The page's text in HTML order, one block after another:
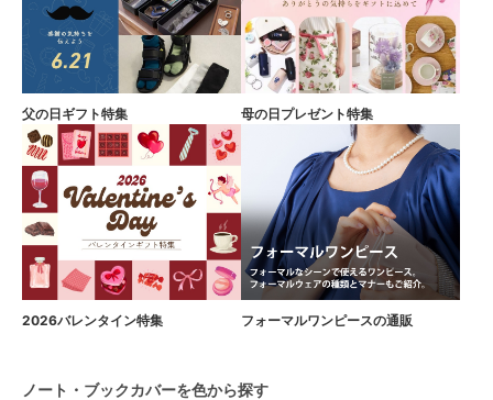
父の日ギフト特集 母の日プレゼント特集
2026バレンタイン特集 フォーマルワンピースの通販
ノート・ブックカバーを色から探す